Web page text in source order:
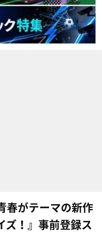
春がテーマの新作
ズ！』事前登録ス